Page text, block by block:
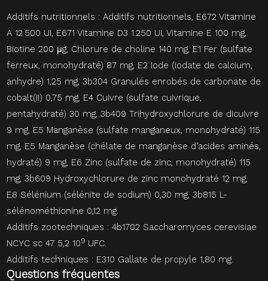
Additifs nutritionnels : Additifs nutritionnels, E672 Vitamine
A 12.500 UI, E671 Vitamine D3 1.250 UI, Vitamine E 100 mg,
Biotine 200 μg, Chlorure de choline 140 mg, E1 Fer (sulfate
ferreux, monohydraté) 87 mg, E2 Iode (iodate de calcium,
anhydre) 1,25 mg, 3b304 Granulés enrobés de carbonate de
cobalt(II) 0,75 mg, E4 Cuivre (sulfate cuivrique,
pentahydraté) 30 mg, 3b409 Trihydroxychlorure de dicuivre
9 mg, E5 Manganèse (sulfate manganeux, monohydraté) 115
mg, E5 Manganèse (chélate de manganèse d’acides aminés,
hydraté) 9 mg, E6 Zinc (sulfate de zinc, monohydraté) 115
mg, 3b609 Hydroxychlorure de zinc monohydraté 12 mg,
E8 Sélénium (sélénite de sodium) 0,30 mg, 3b815 L-
sélénométhionine 0,12 mg.
Additifs zootechniques : 4b1702 Saccharomyces cerevisiae
NCYC sc 47 5,2109 UFC.
Additifs techniques : E310 Gallate de propyle 1,80 mg.
Questions fréquentes